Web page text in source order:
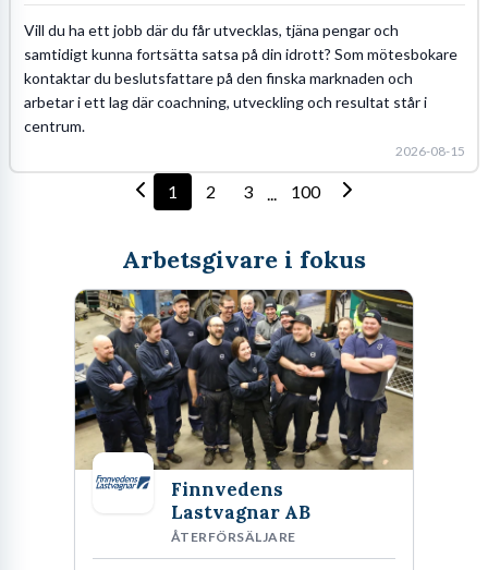
Vill du ha ett jobb där du får utvecklas, tjäna pengar och
samtidigt kunna fortsätta satsa på din idrott? Som mötesbokare
kontaktar du beslutsfattare på den finska marknaden och
arbetar i ett lag där coachning, utveckling och resultat står i
centrum.
2026-08-15
1 2 3 ... 100
Arbetsgivare i fokus
Finnvedens
Lastvagnar AB
ÅTERFÖRSÄLJARE